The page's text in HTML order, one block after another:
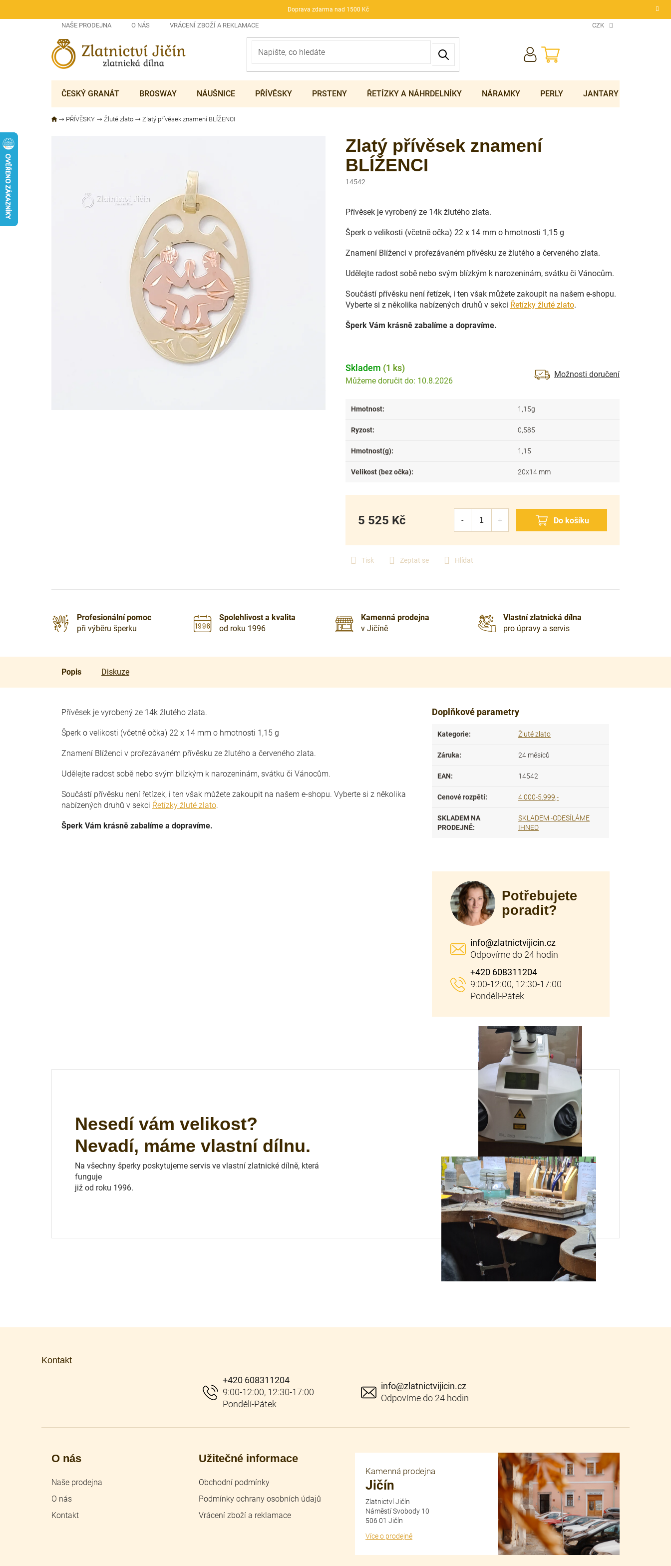
Doprava zdarma nad 1500 Kč
NAŠE PRODEJNA O NÁS VRÁCENÍ ZBOŽÍ A REKLAMACE CZK
NÁKUPNÍ
KOŠÍK
ČESKÝ GRANÁT BROSWAY NÁUŠNICE PŘÍVĚSKY PRSTENY ŘETÍZKY A NÁHRDELNÍKY NÁRAMKY PERLY JANTARY
PŘÍVĚSKY Žluté zlato Zlatý přívěsek znamení BLÍŽENCI
Přívěsek je vyrobený ze 14k žlutého zlata.
Šperk o velikosti (včetně očka) 22 x 14 mm o hmotnosti 1,15 g
Znamení Blíženci v prořezávaném přívěsku ze žlutého a červeného zlata.
Udělejte radost sobě nebo svým blízkým k narozeninám, svátku či Vánocům.
Součástí přívěsku není řetízek, i ten však můžete zakoupit na našem e-shopu.
Vyberte si z několika nabízených druhů v sekci Řetízky žluté zlato.
Šperk Vám krásně zabalíme a dopravíme.
Tisk Zeptat se Hlídat
Zlatý přívěsek znamení
BLÍŽENCI
14542
Skladem (1 ks)
10.8.2026
Možnosti doručení
5 525 Kč
Hmotnost: 1,15g
Ryzost: 0,585
Hmotnost(g): 1,15
Velikost (bez očka): 20x14 mm
Profesionální pomoc
při výběru šperku
Spolehlivost a kvalita
od roku 1996
Kamenná prodejna
v Jičíně
Vlastní zlatnická dílna
pro úpravy a servis
Popis Diskuze
Přívěsek je vyrobený ze 14k žlutého zlata.
Šperk o velikosti (včetně očka) 22 x 14 mm o hmotnosti 1,15 g
Znamení Blíženci v prořezávaném přívěsku ze žlutého a červeného zlata.
Udělejte radost sobě nebo svým blízkým k narozeninám, svátku či Vánocům.
Součástí přívěsku není řetízek, i ten však můžete zakoupit na našem e-shopu. Vyberte si z několika
nabízených druhů v sekci Řetízky žluté zlato.
Šperk Vám krásně zabalíme a dopravíme.
Doplňkové parametry
Kategorie: Žluté zlato
Záruka: 24 měsíců
EAN: 14542
Cenové rozpětí: 4.000-5.999,-
SKLADEM NA
PRODEJNĚ:
SKLADEM -ODESÍLÁME
IHNED
Potřebujete
poradit?
info@zlatnictvijicin.cz
+420 608311204
Nesedí vám velikost?
Nevadí, máme vlastní dílnu.
Na všechny šperky poskytujeme servis ve vlastní zlatnické dílně, která
funguje
již od roku 1996.
Kontakt
info@zlatnictvijicin.cz
+420 608311204
O nás
Naše prodejna
O nás
Kontakt
Užitečné informace
Obchodní podmínky
Podmínky ochrany osobních údajů
Vrácení zboží a reklamace
Kamenná prodejna
Jičín
Zlatnictví Jičín
Náměstí Svobody 10
506 01 Jičín
Více o prodejně